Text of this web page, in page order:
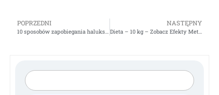
POPRZEDNI NASTĘPNY
Dieta – 10 kg – Zobacz Efekty Metamorfozy